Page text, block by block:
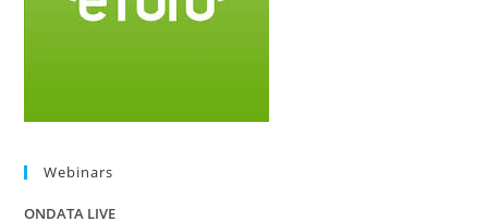
Webinars
ONDATA LIVE